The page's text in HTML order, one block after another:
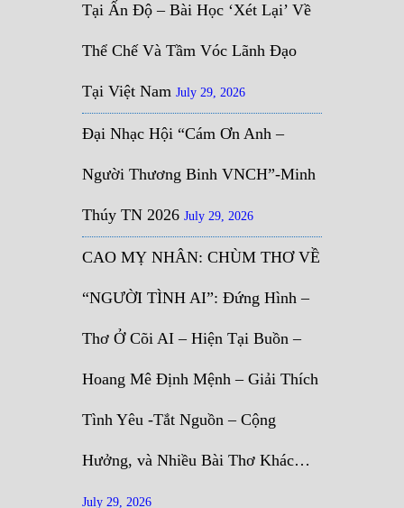
Tại Ấn Độ – Bài Học ‘Xét Lại’ Về
Thể Chế Và Tầm Vóc Lãnh Đạo
Tại Việt Nam July 29, 2026
Đại Nhạc Hội “Cám Ơn Anh –
Người Thương Binh VNCH”-Minh
Thúy TN 2026 July 29, 2026
CAO MỴ NHÂN: CHÙM THƠ VỀ
“NGƯỜI TÌNH AI”: Đứng Hình –
Thơ Ở Cõi AI – Hiện Tại Buồn –
Hoang Mê Định Mệnh – Giải Thích
Tình Yêu -Tắt Nguồn – Cộng
Hưởng, và Nhiều Bài Thơ Khác…
July 29, 2026